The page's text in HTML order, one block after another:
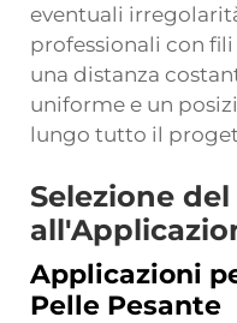
eventuali
professionali con
una distanza
uniforme e un
lungo tutto il
Selezione
Applicazioni
Pelle Pesante